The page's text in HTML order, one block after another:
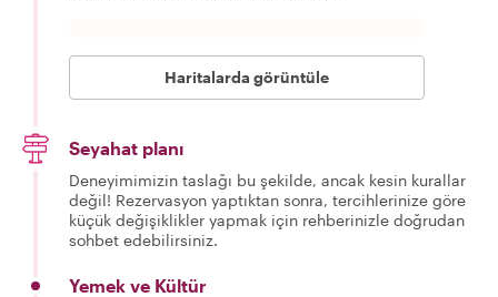
Haritalarda görüntüle
Seyahat planı
Deneyimimizin taslağı bu şekilde, ancak kesin kurallar
değil! Rezervasyon yaptıktan sonra, tercihlerinize göre
küçük değişiklikler yapmak için rehberinizle doğrudan
sohbet edebilirsiniz.
Yemek ve Kültür